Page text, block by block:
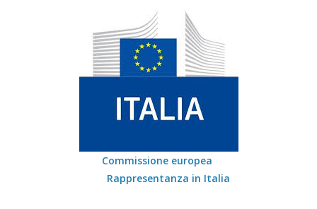
Commissione europea
Rappresentanza in Italia